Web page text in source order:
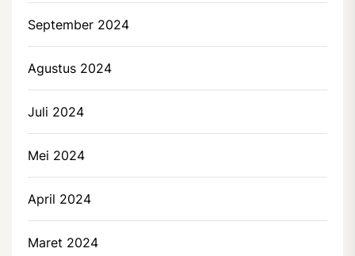
September 2024
Agustus 2024
Juli 2024
Mei 2024
April 2024
Maret 2024